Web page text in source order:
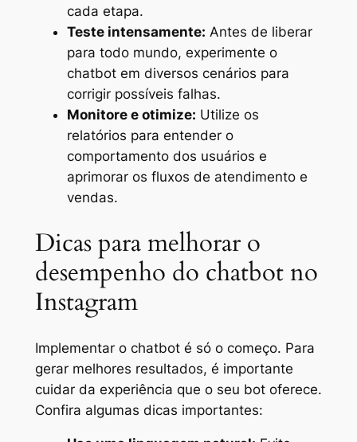
cada etapa.
Teste intensamente: Antes de liberar
para todo mundo, experimente o
chatbot em diversos cenários para
corrigir possíveis falhas.
Monitore e otimize: Utilize os
relatórios para entender o
comportamento dos usuários e
aprimorar os fluxos de atendimento e
vendas.
Dicas para melhorar o
desempenho do chatbot no
Instagram
Implementar o chatbot é só o começo. Para
gerar melhores resultados, é importante
cuidar da experiência que o seu bot oferece.
Confira algumas dicas importantes: